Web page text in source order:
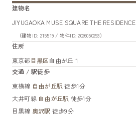
建物名
JIYUGAOKA MUSE SQUARE THE RESIDENCE
（建物ID: 215519 / 物件ID: 2026050293）
住所
東京都 目黒区自由が丘１
交通 / 駅徒歩
東横線 自由が丘駅 徒歩1分
大井町線 自由が丘駅 徒歩1分
目黒線 奥沢駅 徒歩9分